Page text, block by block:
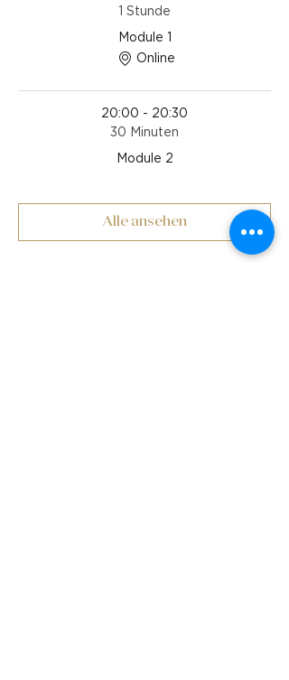
1 Stunde
Module 1
Online
20:00 - 20:30
30 Minuten
Module 2
Alle ansehen